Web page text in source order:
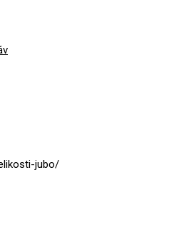
jubo/